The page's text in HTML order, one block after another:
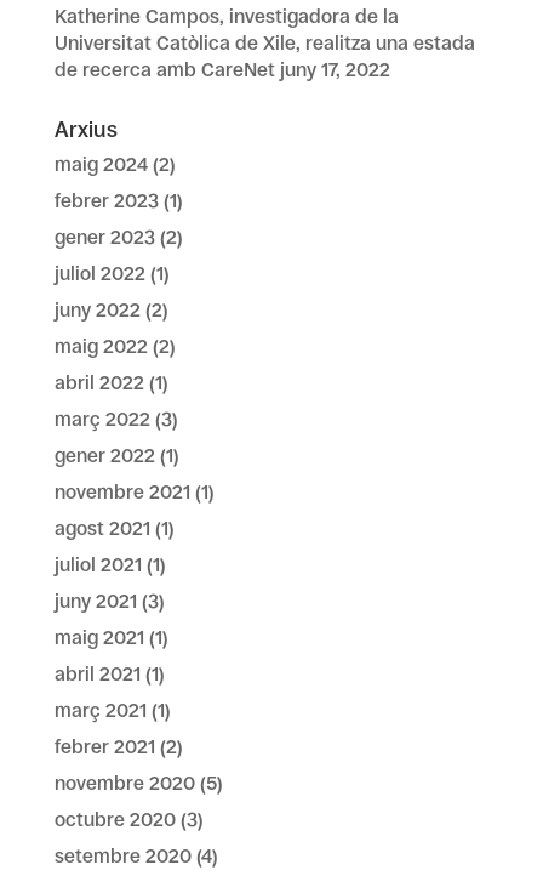
Katherine Campos, investigadora de la
Universitat Catòlica de Xile, realitza una estada
de recerca amb CareNet juny 17, 2022
Arxius
maig 2024(2)
febrer 2023(1)
gener 2023(2)
juliol 2022(1)
juny 2022(2)
maig 2022(2)
abril 2022(1)
març 2022(3)
gener 2022(1)
novembre 2021 (1)
agost 2021 (1)
juliol 2021 (1)
juny 2021 (3)
maig 2021 (1)
abril 2021 (1)
març 2021 (1)
febrer 2021 (2)
novembre 2020(5)
octubre 2020(3)
setembre 2020(4)